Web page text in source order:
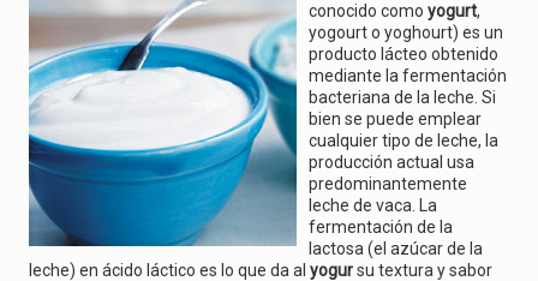
a
v
i
g
a
t
i
conocido como yogurt,
yogourt o yoghourt) es un
producto lácteo obtenido
mediante la fermentación
bacteriana de la leche. Si
bien se puede emplear
cualquier tipo de leche, la
producción actual usa
predominantemente
leche de vaca. La
fermentación de la
lactosa (el azúcar de la
leche) en ácido láctico es lo que da al yogursu textura y sabor